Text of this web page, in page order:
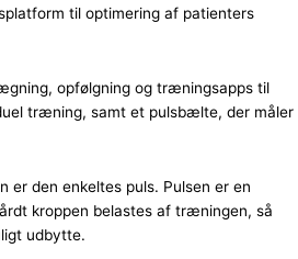
til optimering af patienters
opfølgning og træningsapps til
træning, samt et pulsbælte, der måler
er den enkeltes puls. Pulsen er en
kroppen belastes af træningen, så
udbytte.